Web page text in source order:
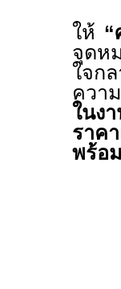
ให้
จุดห
ใจก
ควา
ในง
ราค
พร้อ